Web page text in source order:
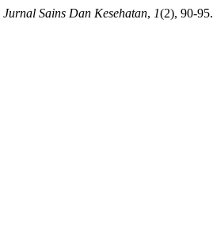
Jurnal Sains Dan Kesehatan, 1(2), 90-95.